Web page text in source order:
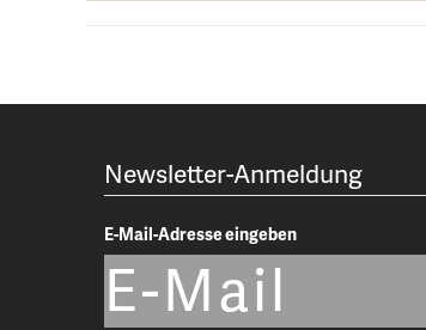
Newsletter-Anmeldung
E-Mail-Adresse eingeben